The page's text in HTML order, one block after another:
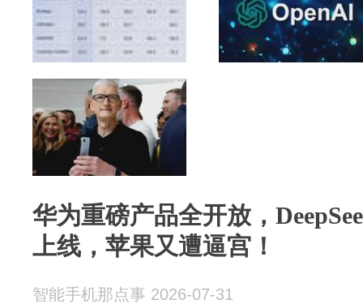
华为重磅产品全开放，
上线，苹果又遭逼宫！
智能手机那点事 2026-07-31